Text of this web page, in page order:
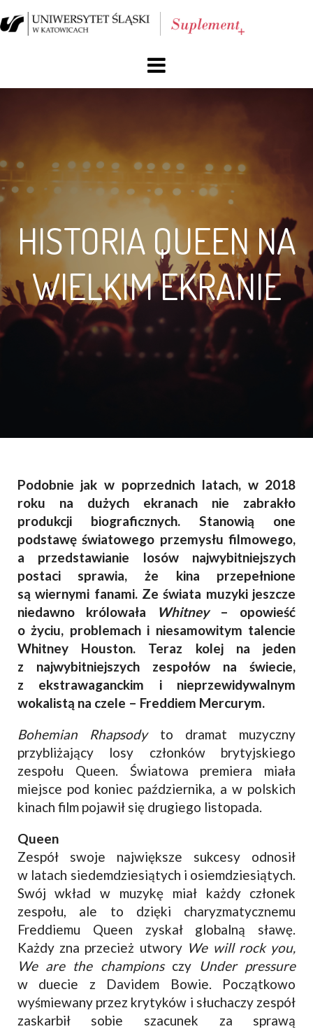
Archiwum
Reklama
Facebook
Kontakt
HISTORIA QUEEN NA
WIELKIM EKRANIE
Podobnie jak w poprzednich latach, w 2018
roku na dużych ekranach nie zabrakło
produkcji biograficznych. Stanowią one
podstawę światowego przemysłu filmowego,
a przedstawianie losów najwybitniejszych
postaci sprawia, że kina przepełnione
są wiernymi fanami. Ze świata muzyki jeszcze
niedawno królowała
Whitney– opowieść
o życiu, problemach i niesamowitym talencie
Whitney Houston. Teraz kolej na jeden
z najwybitniejszych zespołów na świecie,
z ekstrawaganckim i nieprzewidywalnym
wokalistą na czele – Freddiem Mercurym.
Bohemian Rhapsodyto dramat muzyczny
przybliżający losy członków brytyjskiego
zespołu Queen. Światowa premiera miała
miejsce pod koniec października, a w polskich
kinach film pojawił się drugiego listopada.
Queen
Zespół swoje największe sukcesy odnosił
w latach siedemdziesiątych i osiemdziesiątych.
Swój wkład w muzykę miał każdy członek
zespołu, ale to dzięki charyzmatycznemu
Freddiemu Queen zyskał globalną sławę.
Każdy zna przecież utwory We will rock you,
We are the championsczyUnder pressure
w duecie z Davidem Bowie. Początkowo
wyśmiewany przez krytyków i słuchaczy zespół
zaskarbił sobie szacunek za sprawą